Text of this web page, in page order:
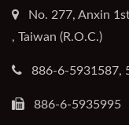
No. 277, Anxin
, Taiwan (R.O.C.)
886-6-5931587,
886-6-5935995